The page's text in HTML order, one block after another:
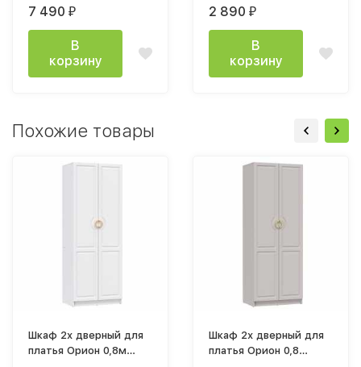
03
7 490 ₽
В
корзину
03
2 890 ₽
В
корзину
Похожие товары
Шкаф 2х дверный для
платья Орион 0,8м
Шкаф 2х дверный для
платья Орион 0,8